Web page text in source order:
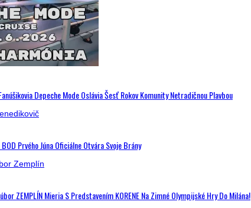
Depeche Mode Oslávia Šesť Rokov Komunity Netradičnou Plavbou
Prvého Júna Oficiálne Otvára Svoje Brány
ZEMPLÍN Mieria S Predstavením KORENE Na Zimné Olympijské Hry Do Milána!